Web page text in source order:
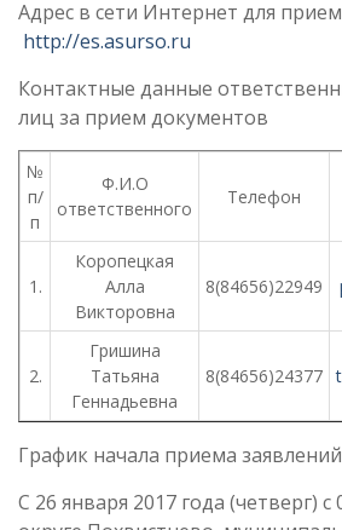
Адрес в сети Интернет для
http://es.asurso.ru
Контактные данные
лиц за прием документов
№
п/
п
Ф.И.О
ответственного
Телефон
1.
Коропецкая
Алла
Викторовна
8(84656)22949
2.
Гришина
Татьяна
Геннадьевна
8(84656)24377
График начала приема
С 26 января 2017 года (четверг)